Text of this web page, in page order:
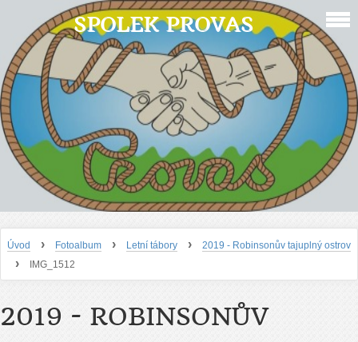
SPOLEK PROVAS
Úvod › Fotoalbum › Letní tábory › 2019 - Robinsonův tajuplný ostrov
› IMG_1512
2019 - ROBINSONŮV